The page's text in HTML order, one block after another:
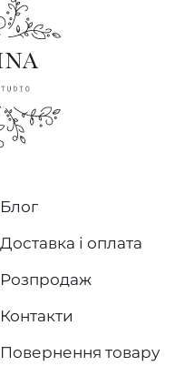
Блог
Доставка і оплата
Розпродаж
Контакти
Повернення товару